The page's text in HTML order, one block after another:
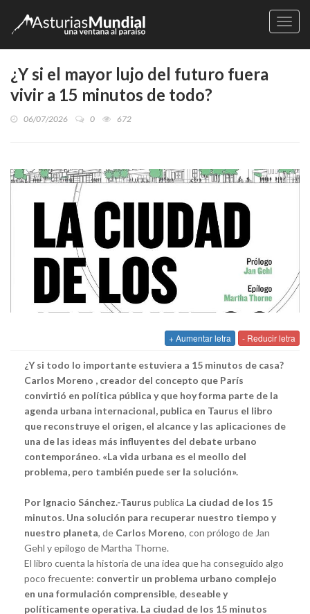
¿Y si el mayor lujo del futuro fuera
vivir a 15 minutos de todo?
06/07/2026 0 672
+ Aumentar letra - Reducir letra
¿Y si todo lo importante estuviera a 15 minutos de casa?
Carlos Moreno , creador del concepto que París
convirtió en política pública y que hoy forma parte de la
agenda urbana internacional, publica en Taurus el libro
que reconstruye el origen, el alcance y las aplicaciones de
una de las ideas más influyentes del debate urbano
contemporáneo. «La vida urbana es el meollo del
problema, pero también puede ser la solución».
Por Ignacio Sánchez.-Taurus publica La ciudad de los 15
minutos. Una solución para recuperar nuestro tiempo y
nuestro planeta, de Carlos Moreno, con prólogo de Jan
Gehl y epílogo de Martha Thorne.
El libro cuenta la historia de una idea que ha conseguido algo
poco frecuente: convertir un problema urbano complejo
en una formulación comprensible, deseable y
políticamente operativa. La ciudad de los 15 minutos